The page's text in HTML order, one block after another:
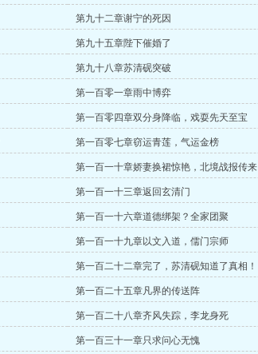
第九十二章谢宁的死因
第九十五章陛下催婚了
第九十八章苏清砚突破
第一百零一章雨中博弈
第一百零四章双分身降临，戏耍先天至宝
第一百零七章窃运青莲，气运金榜
第一百一十章娇妻换裙惊艳，北境战报传来
第一百一十三章返回玄清门
第一百一十六章道德绑架？全家团聚
第一百一十九章以文入道，儒门宗师
第一百二十二章完了，苏清砚知道了真相！
第一百二十五章凡界的传送阵
第一百二十八章齐风失踪，李龙身死
第一百三十一章只求问心无愧